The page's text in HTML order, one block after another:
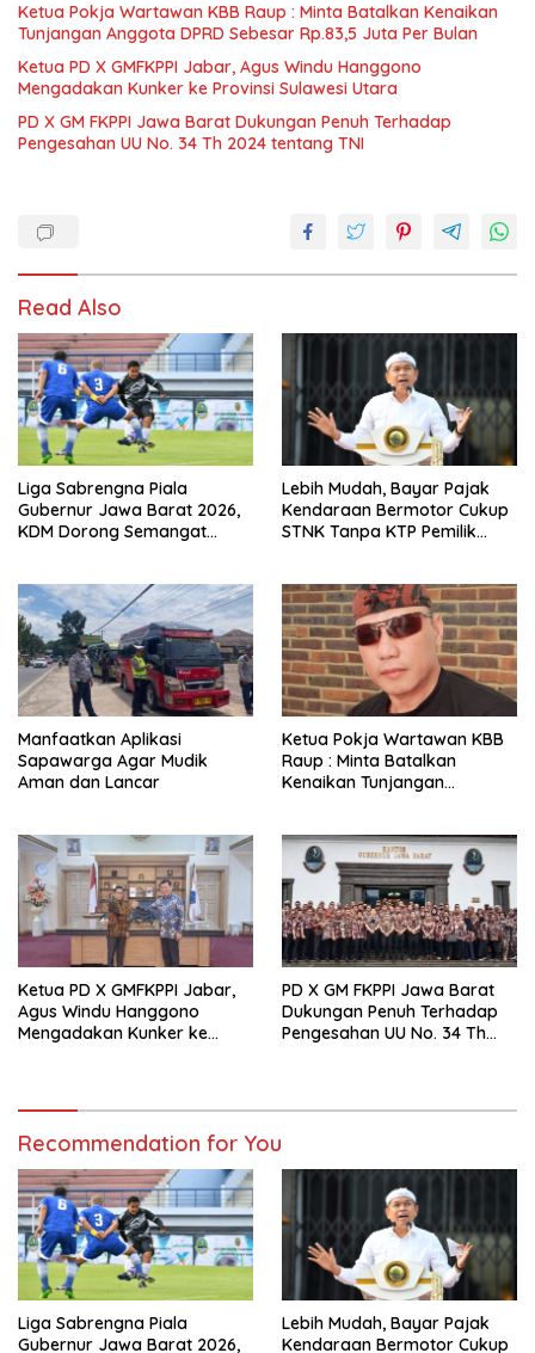
Ketua Pokja Wartawan KBB Raup : Minta Batalkan Kenaikan
Tunjangan Anggota DPRD Sebesar Rp.83,5 Juta Per Bulan
Ketua PD X GMFKPPI Jabar, Agus Windu Hanggono
Mengadakan Kunker ke Provinsi Sulawesi Utara
PD X GM FKPPI Jawa Barat Dukungan Penuh Terhadap
Pengesahan UU No. 34 Th 2024 tentang TNI
Read Also
Liga Sabrengna Piala
Gubernur Jawa Barat 2026,
KDM Dorong Semangat
Arcamanik
Lebih Mudah, Bayar Pajak
Kendaraan Bermotor Cukup
STNK Tanpa KTP Pemilik
Manfaatkan Aplikasi
Sapawarga Agar Mudik
Aman dan Lancar
Ketua Pokja Wartawan KBB
Raup : Minta Batalkan
Kenaikan Tunjangan
Ketua PD X GMFKPPI Jabar,
Agus Windu Hanggono
Mengadakan Kunker ke
PD X GM FKPPI Jawa Barat
Dukungan Penuh Terhadap
Pengesahan UU No. 34 Th
Recommendation for You
Liga Sabrengna Piala
Gubernur Jawa Barat 2026,
Lebih Mudah, Bayar Pajak
Kendaraan Bermotor Cukup